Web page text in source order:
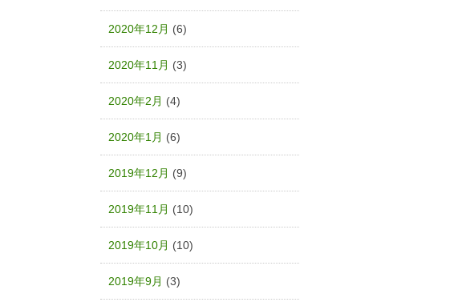
2020年12月 (6)
2020年11月 (3)
2020年2月 (4)
2020年1月 (6)
2019年12月 (9)
2019年11月 (10)
2019年10月 (10)
2019年9月 (3)